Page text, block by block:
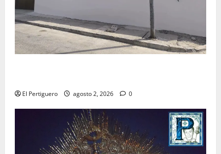
El Pertiguero agosto 2, 2026 0